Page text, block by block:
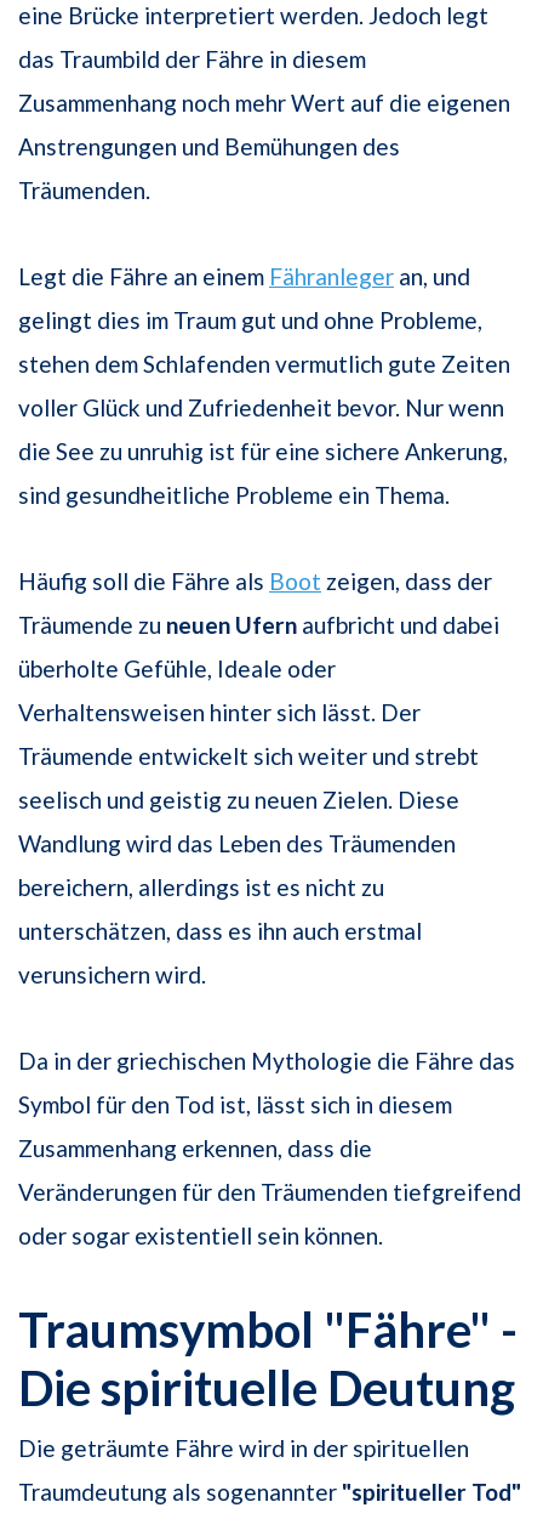
eine Brücke interpretiert werden. Jedoch legt
das Traumbild der Fähre in diesem
Zusammenhang noch mehr Wert auf die eigenen
Anstrengungen und Bemühungen des
Träumenden.
Legt die Fähre an einem Fähranleger an, und
gelingt dies im Traum gut und ohne Probleme,
stehen dem Schlafenden vermutlich gute Zeiten
voller Glück und Zufriedenheit bevor. Nur wenn
die See zu unruhig ist für eine sichere Ankerung,
sind gesundheitliche Probleme ein Thema.
Häufig soll die Fähre als Boot zeigen, dass der
Träumende zu neuen Ufern aufbricht und dabei
überholte Gefühle, Ideale oder
Verhaltensweisen hinter sich lässt. Der
Träumende entwickelt sich weiter und strebt
seelisch und geistig zu neuen Zielen. Diese
Wandlung wird das Leben des Träumenden
bereichern, allerdings ist es nicht zu
unterschätzen, dass es ihn auch erstmal
verunsichern wird.
Da in der griechischen Mythologie die Fähre das
Symbol für den Tod ist, lässt sich in diesem
Zusammenhang erkennen, dass die
Veränderungen für den Träumenden tiefgreifend
oder sogar existentiell sein können.
Traumsymbol "Fähre" -
Die spirituelle Deutung
Die geträumte Fähre wird in der spirituellen
Traumdeutung als sogenannter "spiritueller Tod"